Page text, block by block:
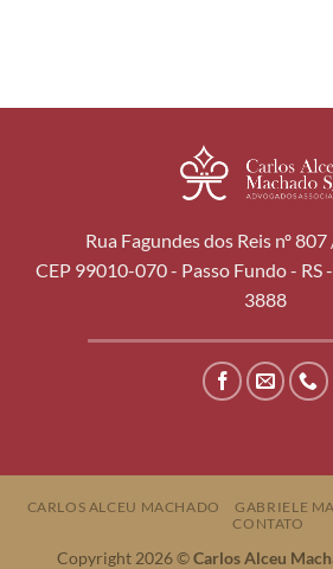
Rua Fagundes dos Reis nº
CEP 99010-070 - Passo Fundo - RS
3888
CARLOS ALCEU MACHADO GABRIELE
CONTATO
Copyright 2026 ©Carlos Alceu